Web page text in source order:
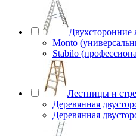
Двухсторонние
Monto
Stabilo
Лестницы и
Деревянная
Деревянная